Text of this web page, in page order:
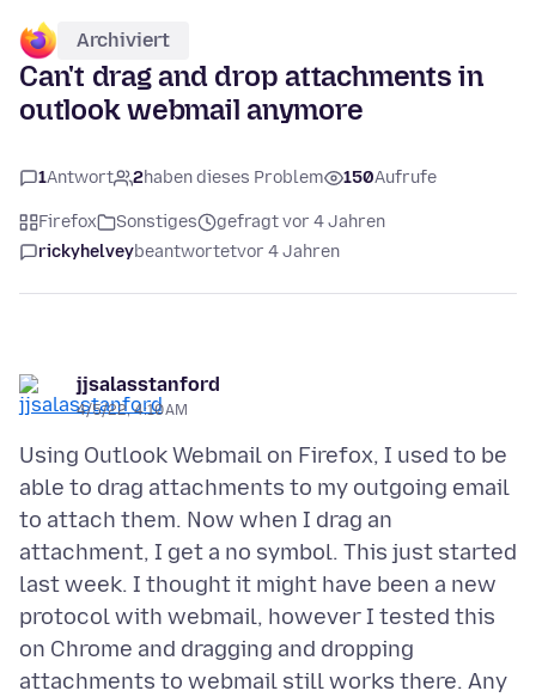
Archiviert
Can't drag and drop attachments in
outlook webmail anymore
1Antwort 2haben dieses Problem 150Aufrufe
Firefox Sonstiges
gefragt vor 4 Jahren
rickyhelveybeantwortetvor 4 Jahren
jjsalasstanford
4/5/22, 4:10 AM
Using Outlook Webmail on Firefox, I used to be
able to drag attachments to my outgoing email
to attach them. Now when I drag an
attachment, I get a no symbol. This just started
last week. I thought it might have been a new
protocol with webmail, however I tested this
on Chrome and dragging and dropping
attachments to webmail still works there. Any